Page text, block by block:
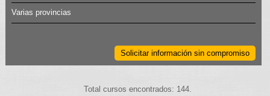
Varias provincias
Solicitar información sin compromiso
Total cursos encontrados: 144.